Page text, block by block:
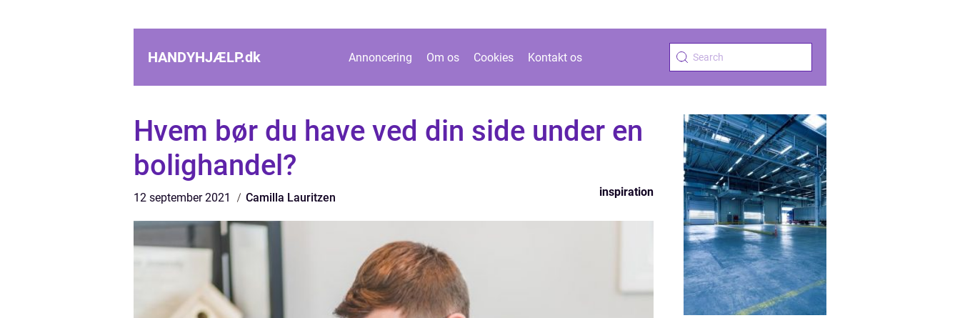
HANDYHJÆLP.dk Annoncering Om os Cookies Kontakt os
Hvem bør du have ved din side under en
bolighandel?
12 september 2021 Camilla Lauritzen inspiration